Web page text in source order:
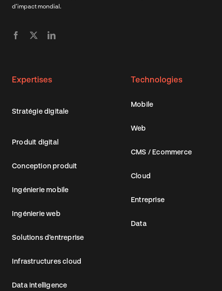
d’impact mondial.
Expertises
Stratégie digitale
Produit digital
Conception produit
Ingénierie mobile
Ingénierie web
Solutions d’entreprise
Infrastructures cloud
Data intelligence
Technologies
Mobile
Web
CMS / Ecommerce
Cloud
Entreprise
Data